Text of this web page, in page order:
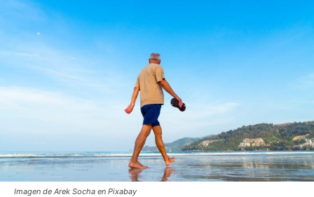
Imagen de Arek Socha en Pixabay